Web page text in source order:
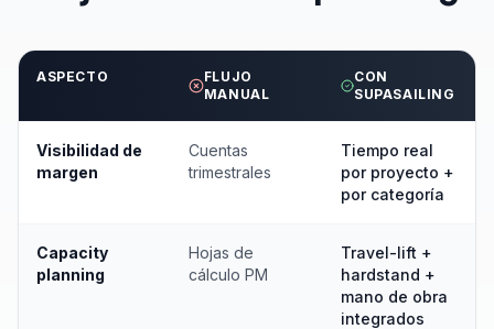
ASPECTO
FLUJO
MANUAL
CON
SUPASAILING
Visibilidad de
margen
Cuentas
trimestrales
Tiempo real
por proyecto +
por categoría
Capacity
planning
Hojas de
cálculo PM
Travel-lift +
hardstand +
mano de obra
integrados